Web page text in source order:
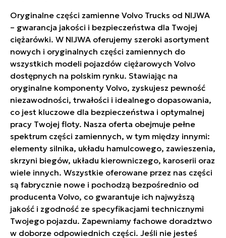
Oryginalne części zamienne Volvo Trucks od NIJWA
– gwarancja jakości i bezpieczeństwa dla Twojej
ciężarówki. W NIJWA oferujemy szeroki asortyment
nowych i oryginalnych części zamiennych do
wszystkich modeli pojazdów ciężarowych Volvo
dostępnych na polskim rynku. Stawiając na
oryginalne komponenty Volvo, zyskujesz pewność
niezawodności, trwałości i idealnego dopasowania,
co jest kluczowe dla bezpieczeństwa i optymalnej
pracy Twojej floty. Nasza oferta obejmuje pełne
spektrum części zamiennych, w tym między innymi:
elementy silnika, układu hamulcowego, zawieszenia,
skrzyni biegów, układu kierowniczego, karoserii oraz
wiele innych. Wszystkie oferowane przez nas części
są fabrycznie nowe i pochodzą bezpośrednio od
producenta Volvo, co gwarantuje ich najwyższą
jakość i zgodność ze specyfikacjami technicznymi
Twojego pojazdu. Zapewniamy fachowe doradztwo
w doborze odpowiednich części. Jeśli nie jesteś